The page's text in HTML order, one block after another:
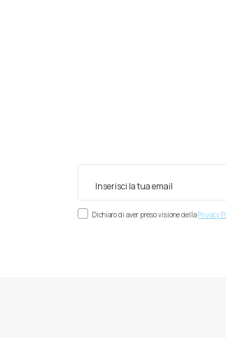
Dichiaro di aver preso visione dellaPrivacy